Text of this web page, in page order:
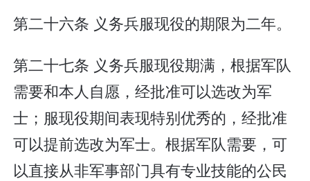
第二十六条 义务兵服现役的期限为二年。
第二十七条 义务兵服现役期满，根据军队
需要和本人自愿，经批准可以选改为军
士；服现役期间表现特别优秀的，经批准
可以提前选改为军士。根据军队需要，可
以直接从非军事部门具有专业技能的公民